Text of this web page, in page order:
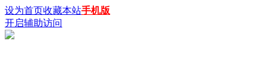
设为首页收藏本站手机版
开启辅助访问